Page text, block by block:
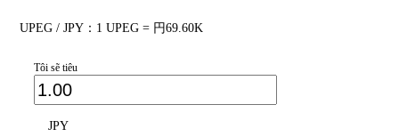
UPEG / JPY：1 UPEG = 円69.60K
Tôi sẽ tiêu
JPY